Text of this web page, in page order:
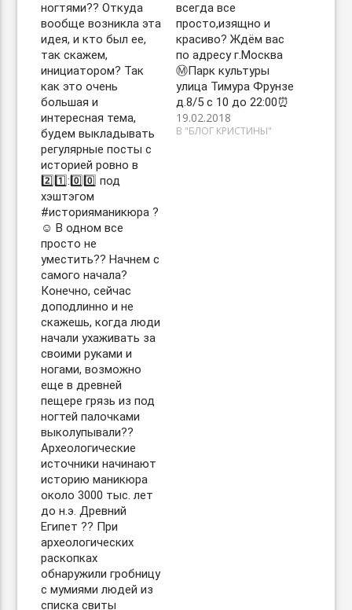
ногтями?? Откуда
вообще возникла эта
идея, и кто был ее,
так скажем,
инициатором? Так
как это очень
большая и
интересная тема,
будем выкладывать
регулярные посты с
историей ровно в
2️⃣1️⃣:0️⃣0️⃣ под
хэштэгом
#историяманикюра ?
☺️ В одном все
просто не
уместить?? Начнем с
самого начала?
Конечно, сейчас
доподлинно и не
скажешь, когда люди
начали ухаживать за
своими руками и
ногами, возможно
еще в древней
пещере грязь из под
ногтей палочками
выколупывали??
Археологические
источники начинают
историю маникюра
около 3000 тыс. лет
до н.э. Древний
Египет ?? При
археологических
раскопках
обнаружили гробницу
с мумиями людей из
списка свиты
всегда все
просто,изящно и
красиво? Ждём вас
по адресу г.Москва
Ⓜ️Парк культуры
улица Тимура Фрунзе
д.8/5 с 10 до 22:00⏰
19.02.2018
В "БЛОГ КРИСТИНЫ"